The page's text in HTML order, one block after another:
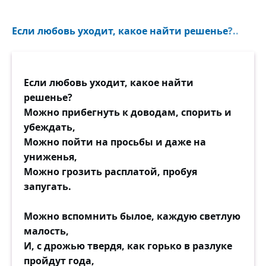
Целоваться на четвёртый вечер
Но ведь мало, мало две недели!
Вы б сперва хоть разглядеть успели,
Что за руки обнимают вас!
Говорите, трудно разобраться,
Если страсть. Допустим, что и так.
Но ведь должен чем-то отличаться
Человек от кошек и дворняг!
Но ведь чувства тем и хороши,
Что горят красиво, гордо, смело.
Пусть любовь начнётся. Но не с тела,
Если любовь уходит, какое найти решенье?..
Если любовь уходит, какое найти
решенье?
Можно прибегнуть к доводам, спорить и
убеждать,
Можно пойти на просьбы и даже на
униженья,
Можно грозить расплатой, пробуя
запугать.
Можно вспомнить былое, каждую светлую
малость,
И, с дрожью твердя, как горько в разлуке
пройдут года,